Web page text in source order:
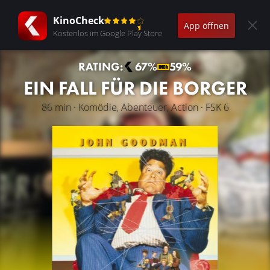
KinoCheck
Kostenlos im Google Play Store
App öffnen
RATING: 67% 59%
EIN FALL FÜR DIE BORGER
86 min · Komödie, Abenteuer, Action · FSK 6